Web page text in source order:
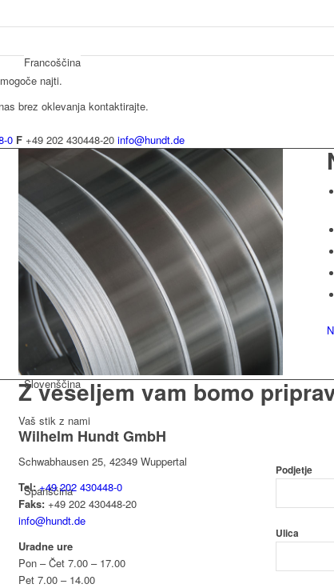
Francoščina
Italijanski
Slovaščina
Slovenščina
Španščina
najti.
brez oklevanja kontaktirajte.
0 F +49 202 430448-20 info@hundt.de
Z veseljem vam bomo
Vaš stik z nami
Wilhelm Hundt GmbH
Schwabhausen 25, 42349 Wuppertal
Tel: +49 202 430448-0
Faks: +49 202 430448-20
info@hundt.de
Uradne ure
Pon – Čet 7.00 – 17.00
Pet 7.00 – 14.00
Podjetje
Ulica